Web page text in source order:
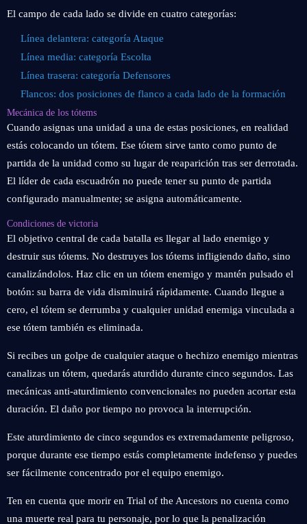
El campo de cada lado se divide en cuatro categorías:
Línea delantera: categoría Ataque
Línea media: categoría Escolta
Línea trasera: categoría Defensores
Flancos: dos posiciones de flanco a cada lado de la formación
Mecánica de los tótems
Cuando asignas una unidad a una de estas posiciones, en realidad
estás colocando un tótem. Ese tótem sirve tanto como punto de
partida de la unidad como su lugar de reaparición tras ser derrotada.
El líder de cada escuadrón no puede tener su punto de partida
configurado manualmente; se asigna automáticamente.
Condiciones de victoria
El objetivo central de cada batalla es llegar al lado enemigo y
destruir sus tótems. No destruyes los tótems infligiendo daño, sino
canalizándolos. Haz clic en un tótem enemigo y mantén pulsado el
botón: su barra de vida disminuirá rápidamente. Cuando llegue a
cero, el tótem se derrumba y cualquier unidad enemiga vinculada a
ese tótem también es eliminada.
Si recibes un golpe de cualquier ataque o hechizo enemigo mientras
canalizas un tótem, quedarás aturdido durante cinco segundos. Las
mecánicas anti‑aturdimiento convencionales no pueden acortar esta
duración. El daño por tiempo no provoca la interrupción.
Este aturdimiento de cinco segundos es extremadamente peligroso,
porque durante ese tiempo estás completamente indefenso y puedes
ser fácilmente concentrado por el equipo enemigo.
Ten en cuenta que morir en Trial of the Ancestors no cuenta como
una muerte real para tu personaje, por lo que la penalización